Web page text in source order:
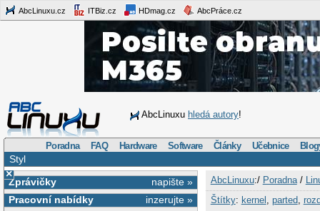
AbcLinuxu.cz ITBiz.cz HDmag.cz AbcPráce.cz
AbcLinuxu hledá autory!
Poradna FAQ Hardware Software Články Učebnice
Styl
×
napište »
Zprávičky
inzerujte »
Pracovní nabídky
AbcLinuxu:/ Poradna/
Štítky: kernel parted,